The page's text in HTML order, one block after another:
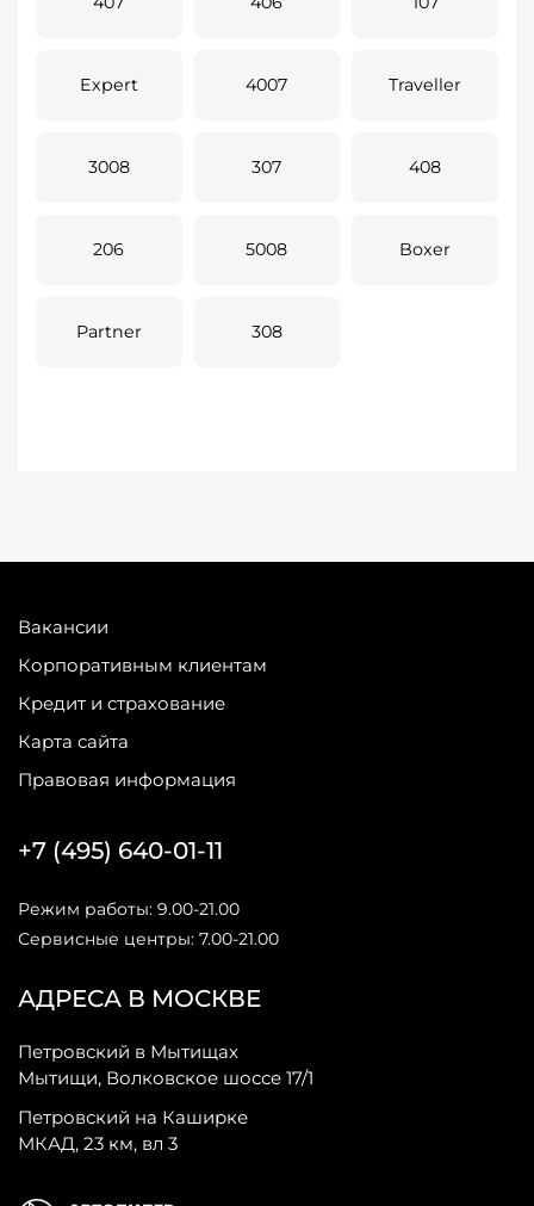
Expert 4007 Traveller
3008 307 408
206 5008 Boxer
Partner 308
Вакансии
Корпоративным клиентам
Кредит и страхование
Карта сайта
Правовая информация
АДРЕСА В МОСКВЕ
Петровский в Мытищах
Мытищи, Волковское шоссе 17/1
Петровский на Каширке
МКАД, 23 км, вл 3
+7 (495) 640-01-11
Режим работы: 9.00-21.00
Сервисные центры: 7.00-21.00